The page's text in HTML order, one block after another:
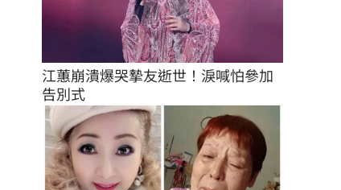
江蕙崩潰爆哭摯友逝世！淚喊怕參加
告別式